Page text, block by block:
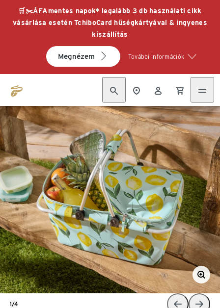
🛒✂️ÁFAmentes napok* legalább 3 db használati cikk
vásárlása esetén TchiboCard hűségkártyával & ingyenes
kiszállítás
Megnézem További információk
1/4